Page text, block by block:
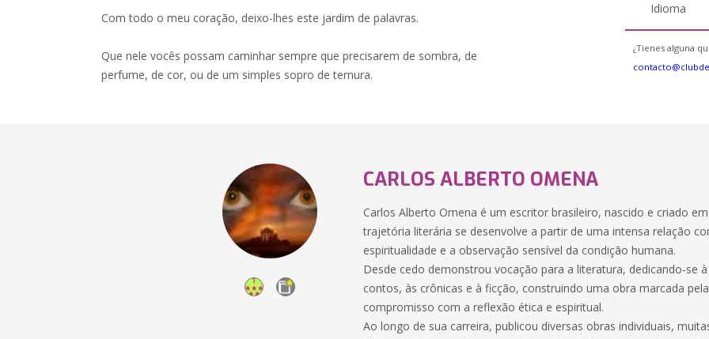
Com todo o meu coração, deixo-lhes este jardim de palavras.
Que nele vocês possam caminhar sempre que precisarem de sombra, de
perfume, de cor, ou de um simples sopro de ternura.
Idioma
¿Tienes alguna
CARLOS ALBERTO OMENA
Carlos Alberto Omena é um escritor brasileiro, nascido e criado
trajetória literária se desenvolve a partir de uma intensa relação
espiritualidade e a observação sensível da condição humana.
Desde cedo demonstrou vocação para a literatura, dedicando-se
contos, às crônicas e à ficção, construindo uma obra marcada
compromisso com a reflexão ética e espiritual.
Ao longo de sua carreira, publicou diversas obras individuais,